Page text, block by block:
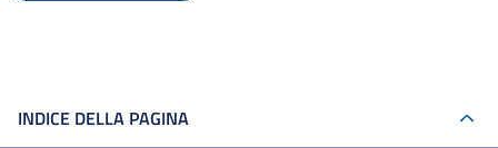
INDICE DELLA PAGINA